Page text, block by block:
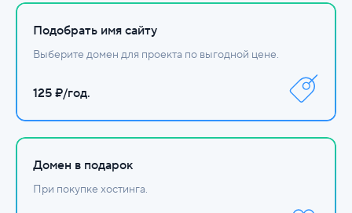
Подобрать имя сайту
Выберите домен для проекта по выгодной цене.
125 ₽/год.
Домен в подарок
При покупке хостинга.